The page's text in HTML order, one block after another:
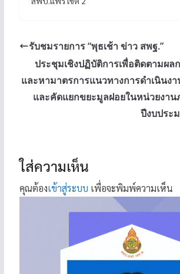
รับชมรายการ “พุธเช้า ข่าว สพฐ.”
ประชุมเชิงปฏิบัติการเพื่อติดตามผล
และหามาตรการแนวทางการดำเนินง
และคัดแยกขยะมูลฝอยในหน่วยงาน
ปีงบประ
ใส่ความเห็น
คุณต้องเข้าสู่ระบบ เพื่อจะพิมพ์ความเห็น